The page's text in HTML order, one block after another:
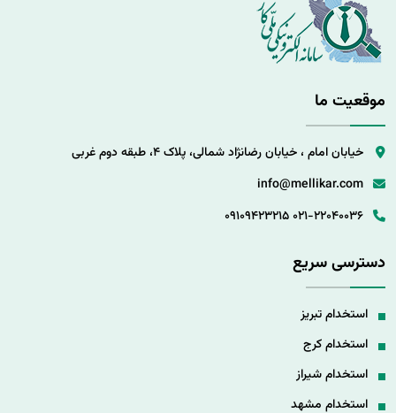
موقعیت ما
خیابان امام ، خیابان رضانژاد شمالی، پلاک 4، طبقه دوم غربی
info@mellikar.com
021-22040036
09109423215
دسترسی سریع
استخدام تبریز
استخدام کرج
استخدام شیراز
استخدام مشهد